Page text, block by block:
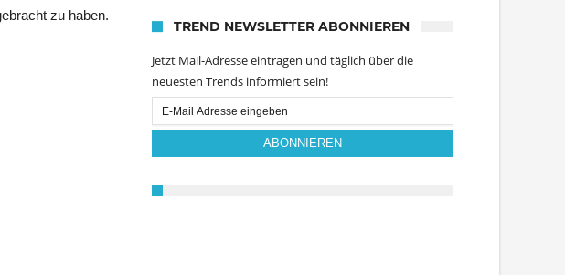
zu haben.
TREND NEWSLETTER ABONNIEREN
Jetzt Mail-Adresse eintragen und täglich über die
neuesten Trends informiert sein!
Email
Subscription
ABONNIEREN